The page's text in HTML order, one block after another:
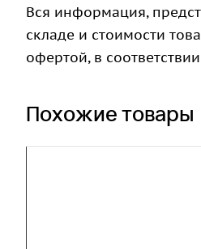
Вся информация,
складе и стоимости
офертой, в
Похожие товары